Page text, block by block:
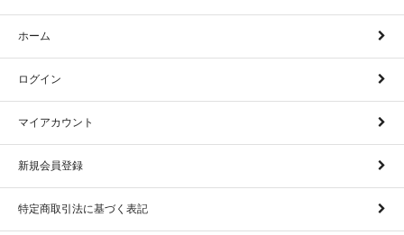
ホーム
ログイン
マイアカウント
新規会員登録
特定商取引法に基づく表記